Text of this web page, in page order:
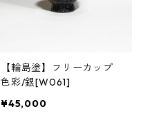
【輪島塗】フリーカップ
色彩/銀[W061]
¥45,000